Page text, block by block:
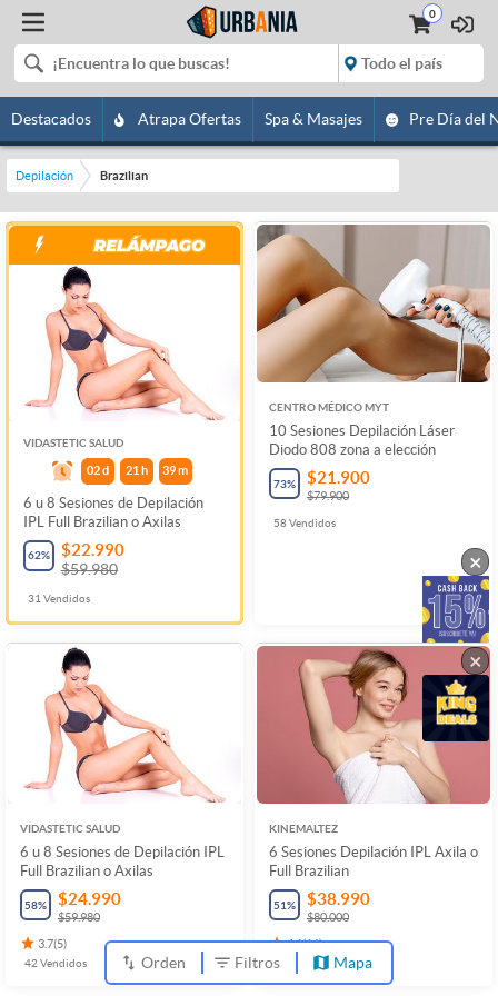
0
Destacados Atrapa Ofertas Spa & Masajes Pre Día del
Depilación Brazilian
VIDASTETIC SALUD
02 d 21 h 39m
6 u 8 Sesiones de Depilación
IPL Full Brazilian o Axilas
62% $22.990
$59.980
31 Vendidos
CENTRO MÉDICO MYT
10 Sesiones Depilación Láser
Diodo 808 zona a elección
73% $21.900
$79.900
58Vendidos
VIDASTETIC SALUD
6 u 8 Sesiones de Depilación IPL
Full Brazilian o Axilas
58% $24.990
$59.980
3.7(5)
42 Vendidos
KINEMALTEZ
6 Sesiones Depilación IPL Axila o
Full Brazilian
51% $38.990
$80.000
4.1(16)
4
Orden Filtros Mapa
×
×